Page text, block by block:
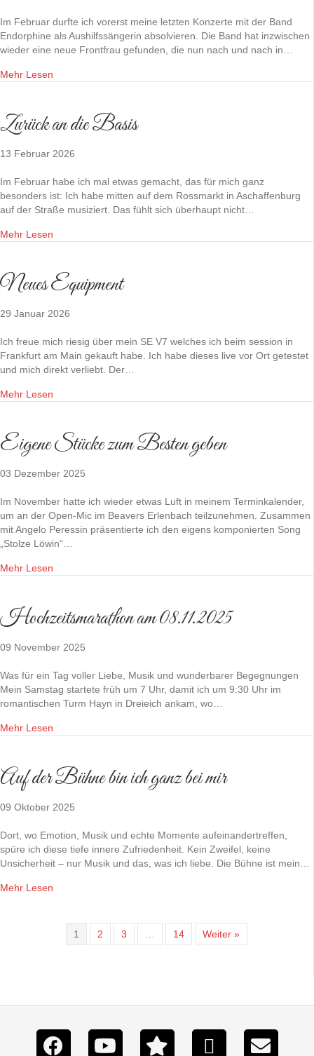
Im Februar durfte ich vorerst meine letzten Konzerte mit der Band
Endorphine als Aushilfssängerin absolvieren. Die Band hat inzwischen
wieder eine neue Frontfrau gefunden, die nun nach und nach in…
Mehr Lesen
Zurück an die Basis
13 Februar 2026
Im Februar habe ich mal etwas gemacht, das für mich ganz
besonders ist: Ich habe mitten auf dem Rossmarkt in Aschaffenburg
auf der Straße musiziert. Das fühlt sich überhaupt nicht…
Mehr Lesen
Neues Equipment
29 Januar 2026
Ich freue mich riesig über mein SE V7 welches ich beim session in
Frankfurt am Main gekauft habe. Ich habe dieses live vor Ort getestet
und mich direkt verliebt. Der…
Mehr Lesen
Eigene Stücke zum Besten geben
03 Dezember 2025
Im November hatte ich wieder etwas Luft in meinem Terminkalender,
um an der Open-Mic im Beavers Erlenbach teilzunehmen. Zusammen
mit Angelo Peressin präsentierte ich den eigens komponierten Song
„Stolze Löwin“…
Mehr Lesen
Hochzeitsmarathon am 08.11.2025
09 November 2025
Was für ein Tag voller Liebe, Musik und wunderbarer Begegnungen
Mein Samstag startete früh um 7 Uhr, damit ich um 9:30 Uhr im
romantischen Turm Hayn in Dreieich ankam, wo…
Mehr Lesen
Auf der Bühne bin ich ganz bei mir
09 Oktober 2025
Dort, wo Emotion, Musik und echte Momente aufeinandertreffen,
spüre ich diese tiefe innere Zufriedenheit. Kein Zweifel, keine
Unsicherheit – nur Musik und das, was ich liebe. Die Bühne ist mein…
Mehr Lesen
1 2 3 14 Weiter »